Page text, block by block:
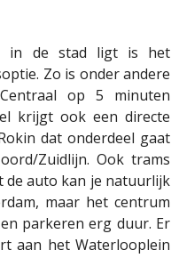
in de stad ligt is het
Zo is onder andere
op 5 minuten
krijgt ook een directe
dat onderdeel gaat
Zuidlijn. Ook trams
de auto kan je natuurlijk
maar het centrum
parkeren erg duur. Er
aan het Waterlooplein